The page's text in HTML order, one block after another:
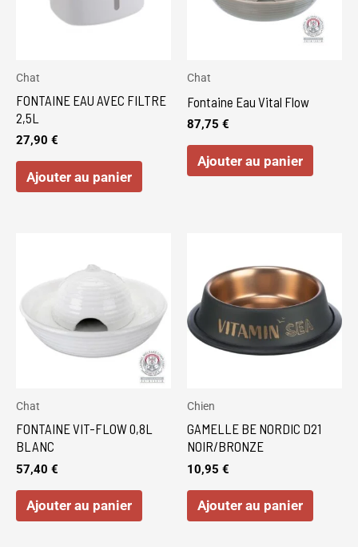
Chat
FONTAINE EAU AVEC FILTRE
2,5L
27,90 €
Ajouter au panier
Chat
Fontaine Eau Vital Flow
87,75 €
Ajouter au panier
Chat
FONTAINE VIT-FLOW 0,8L
BLANC
57,40 €
Ajouter au panier
Chien
GAMELLE BE NORDIC D21
NOIR/BRONZE
10,95 €
Ajouter au panier